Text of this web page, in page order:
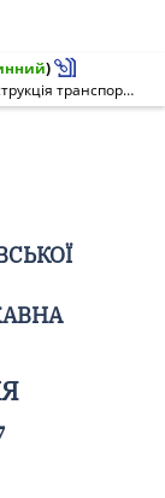
)
Про затвердження робочого проекту "Реконструкція транспортної розв'язки в одному рівні вул. Каштанова - вул. Оноре де Бальзака з влаштуванням двостороннього дорожнього руху по вул. Оноре де Бальзака в Деснянському районі міста Києва"